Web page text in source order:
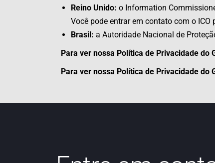
Reino Unido: o Information
Você pode entrar em contato com o ICO
Brasil: a Autoridade Nacional de
Para ver nossa Política de Privacidade do
Para ver nossa Política de Privacidade do